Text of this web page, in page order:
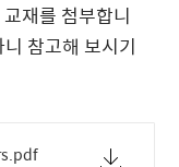
재를 첨부합니
참고해 보시기